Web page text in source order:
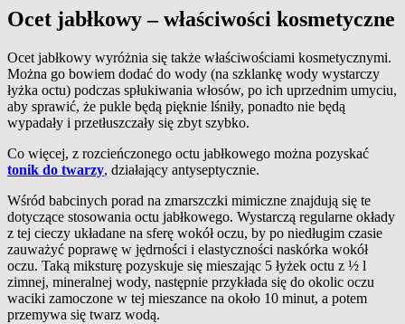
Ocet jabłkowy – właściwości kosmetyczne
Ocet jabłkowy wyróżnia się także właściwościami kosmetycznymi.
Można go bowiem dodać do wody (na szklankę wody wystarczy
łyżka octu) podczas spłukiwania włosów, po ich uprzednim umyciu,
aby sprawić, że pukle będą pięknie lśniły, ponadto nie będą
wypadały i przetłuszczały się zbyt szybko.
Co więcej, z rozcieńczonego octu jabłkowego można pozyskać
tonik do twarzy, działający antyseptycznie.
Wśród babcinych porad na zmarszczki mimiczne znajdują się te
dotyczące stosowania octu jabłkowego. Wystarczą regularne okłady
z tej cieczy układane na sferę wokół oczu, by po niedługim czasie
zauważyć poprawę w jędrności i elastyczności naskórka wokół
oczu. Taką miksturę pozyskuje się mieszając 5 łyżek octu z ½ l
zimnej, mineralnej wody, następnie przykłada się do okolic oczu
waciki zamoczone w tej mieszance na około 10 minut, a potem
przemywa się twarz wodą.